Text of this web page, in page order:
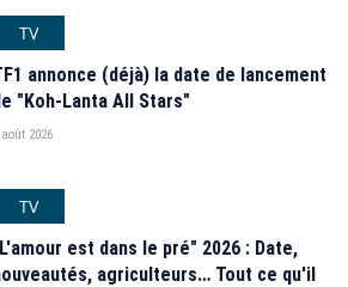
TV
annonce (déjà) la date de lancement
"Koh-Lanta All Stars"
2026
TV
est dans le pré" 2026 : Date,
agriculteurs… Tout ce qu'il